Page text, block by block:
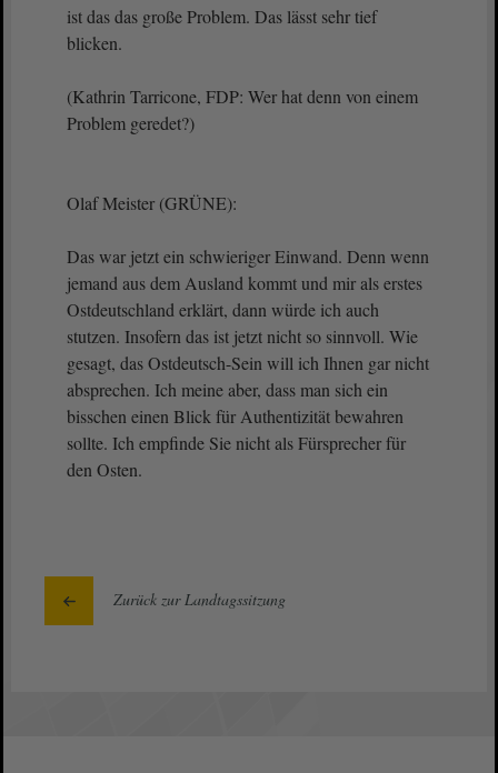
ist das das große Problem. Das lässt sehr tief
blicken.
(Kathrin Tarricone, FDP: Wer hat denn von einem
Problem geredet?)
Olaf Meister (GRÜNE):
Das war jetzt ein schwieriger Einwand. Denn wenn
jemand aus dem Ausland kommt und mir als erstes
Ostdeutschland erklärt, dann würde ich auch
stutzen. Insofern das ist jetzt nicht so sinnvoll. Wie
gesagt, das Ostdeutsch-Sein will ich Ihnen gar nicht
absprechen. Ich meine aber, dass man sich ein
bisschen einen Blick für Authentizität bewahren
sollte. Ich empfinde Sie nicht als Fürsprecher für
den Osten.
Zurück zur Landtagssitzung